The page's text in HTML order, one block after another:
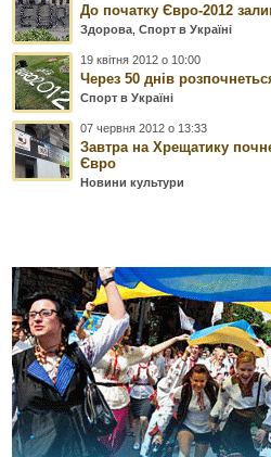
До початку Євро-2012
Здорова ,Спорт в Україні
19 квітня 2012 о 10:00
Через 50 днів
Спорт в Україні
07 червня 2012 о 13:33
Завтра на Хрещатику
Євро
Новини культури